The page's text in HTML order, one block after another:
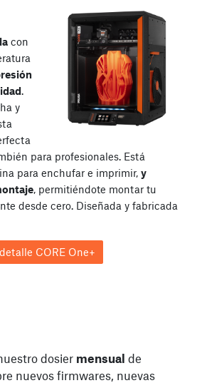
con
y
para profesionales. Está
para enchufar e imprimir, y
, permitiéndote montar tu
desde cero. Diseñada y fabricada
CORE One+
dosier mensual de
nuevos firmwares, nuevas